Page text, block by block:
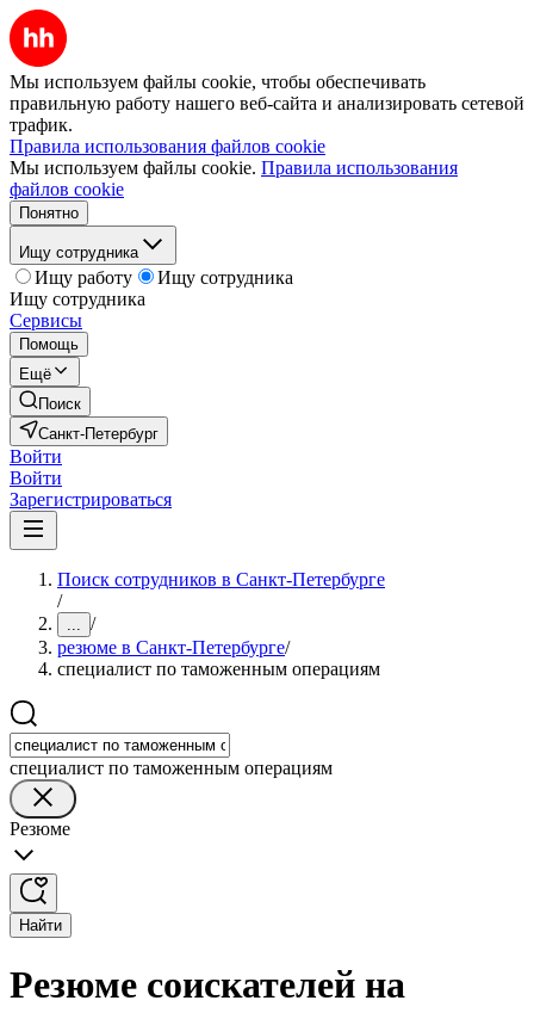
Мы используем файлы cookie, чтобы обеспечивать
правильную работу нашего веб-сайта и анализировать сетевой
трафик.
Правила использования файлов cookie
Мы используем файлы cookie. Правила использования
файлов cookie
Понятно
Ищу сотрудника
Ищу работу
Ищу сотрудника
Ищу сотрудника
Сервисы
Помощь
Ещё
Поиск
Санкт-Петербург
Войти
Войти
Зарегистрироваться
Поиск сотрудников в Санкт-Петербурге
/
... /
резюме в Санкт-Петербурге/
специалист по таможенным операциям
специалист по таможенным операциям
Резюме
Найти
Резюме соискателей на